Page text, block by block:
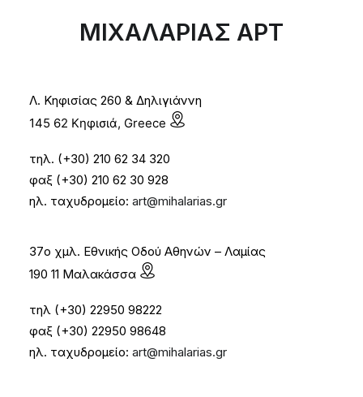
ΜΙΧΑΛΑΡΙΑΣ ΑΡΤ
Λ. Κηφισίας 260 & Δηλιγιάννη
145 62 Κηφισιά, Greece
τηλ. (+30) 210 62 34 320
φαξ (+30) 210 62 30 928
ηλ. ταχυδρομείο: art@mihalarias.gr
37ο χμλ. Εθνικής Οδού Αθηνών – Λαμίας
190 11 Μαλακάσσα
τηλ (+30) 22950 98222
φαξ (+30) 22950 98648
ηλ. ταχυδρομείο: art@mihalarias.gr